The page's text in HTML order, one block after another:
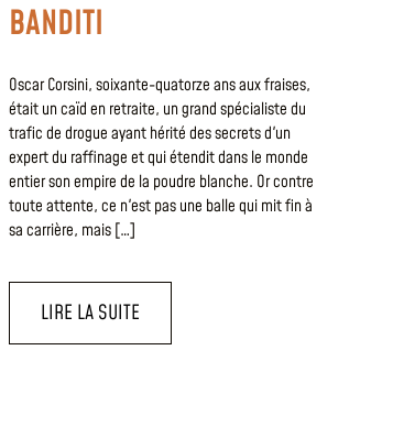
BANDITI
Oscar Corsini, soixante-quatorze ans aux fraises,
était un caïd en retraite, un grand spécialiste du
trafic de drogue ayant hérité des secrets d'un
expert du raffinage et qui étendit dans le monde
entier son empire de la poudre blanche. Or contre
toute attente, ce n'est pas une balle qui mit fin à
sa carrière, mais […]
LIRE LA SUITE